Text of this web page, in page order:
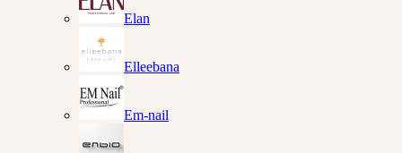
Elan
Elleebana
Em-nail